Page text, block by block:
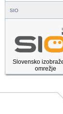
SIO
Slovensko
omrežje